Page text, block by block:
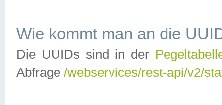
Wie kommt man an die
Die UUIDs sind in der
Abfrage /webservices/rest-api/v2/